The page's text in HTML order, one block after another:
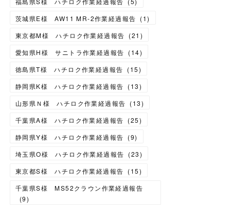
茨城県E様 AW11 MR-2作業経過報告 (1)
東京都M様 ハチロク作業経過報告 (21 )
愛知県H様 サニトラ作業経過報告 (14)
徳島県T様 ハチロク作業経過報告 (15)
静岡県K様 ハチロク作業経過報告 (13)
山形県Ｎ様 ハチロク作業経過報告 (13)
千葉県A様 ハチロク作業経過報告 (25)
静岡県Y様 ハチロク作業経過報告 (9)
埼玉県O様 ハチロク作業経過報告 (23)
東京都S様 ハチロク作業経過報告 (15)
千葉県S様 MS52クラウン作業経過報告
(9)